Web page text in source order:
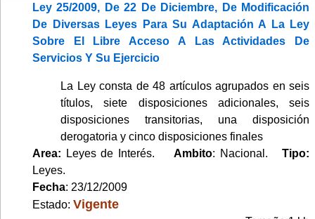
Ley 25/2009, De 22 De Diciembre, De Modificación
De Diversas Leyes Para Su Adaptación A La Ley
Sobre El Libre Acceso A Las Actividades De
Servicios Y Su Ejercicio
La Ley consta de 48 artículos agrupados en seis
títulos, siete disposiciones adicionales, seis
disposiciones transitorias, una disposición
derogatoria y cinco disposiciones finales
Area: Leyes de Interés.Ambito: Nacional.Tipo:
Leyes.
Fecha: 23/12/2009
Estado: Vigente